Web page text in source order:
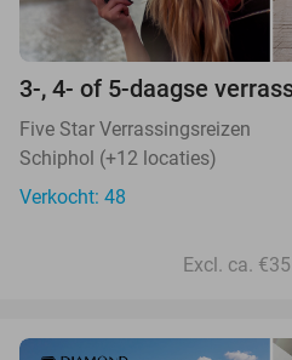
3-, 4- of 5-daagse
Five Star Verrassingsreizen
Schiphol (+12 locaties)
Verkocht: 48
Excl. ca.